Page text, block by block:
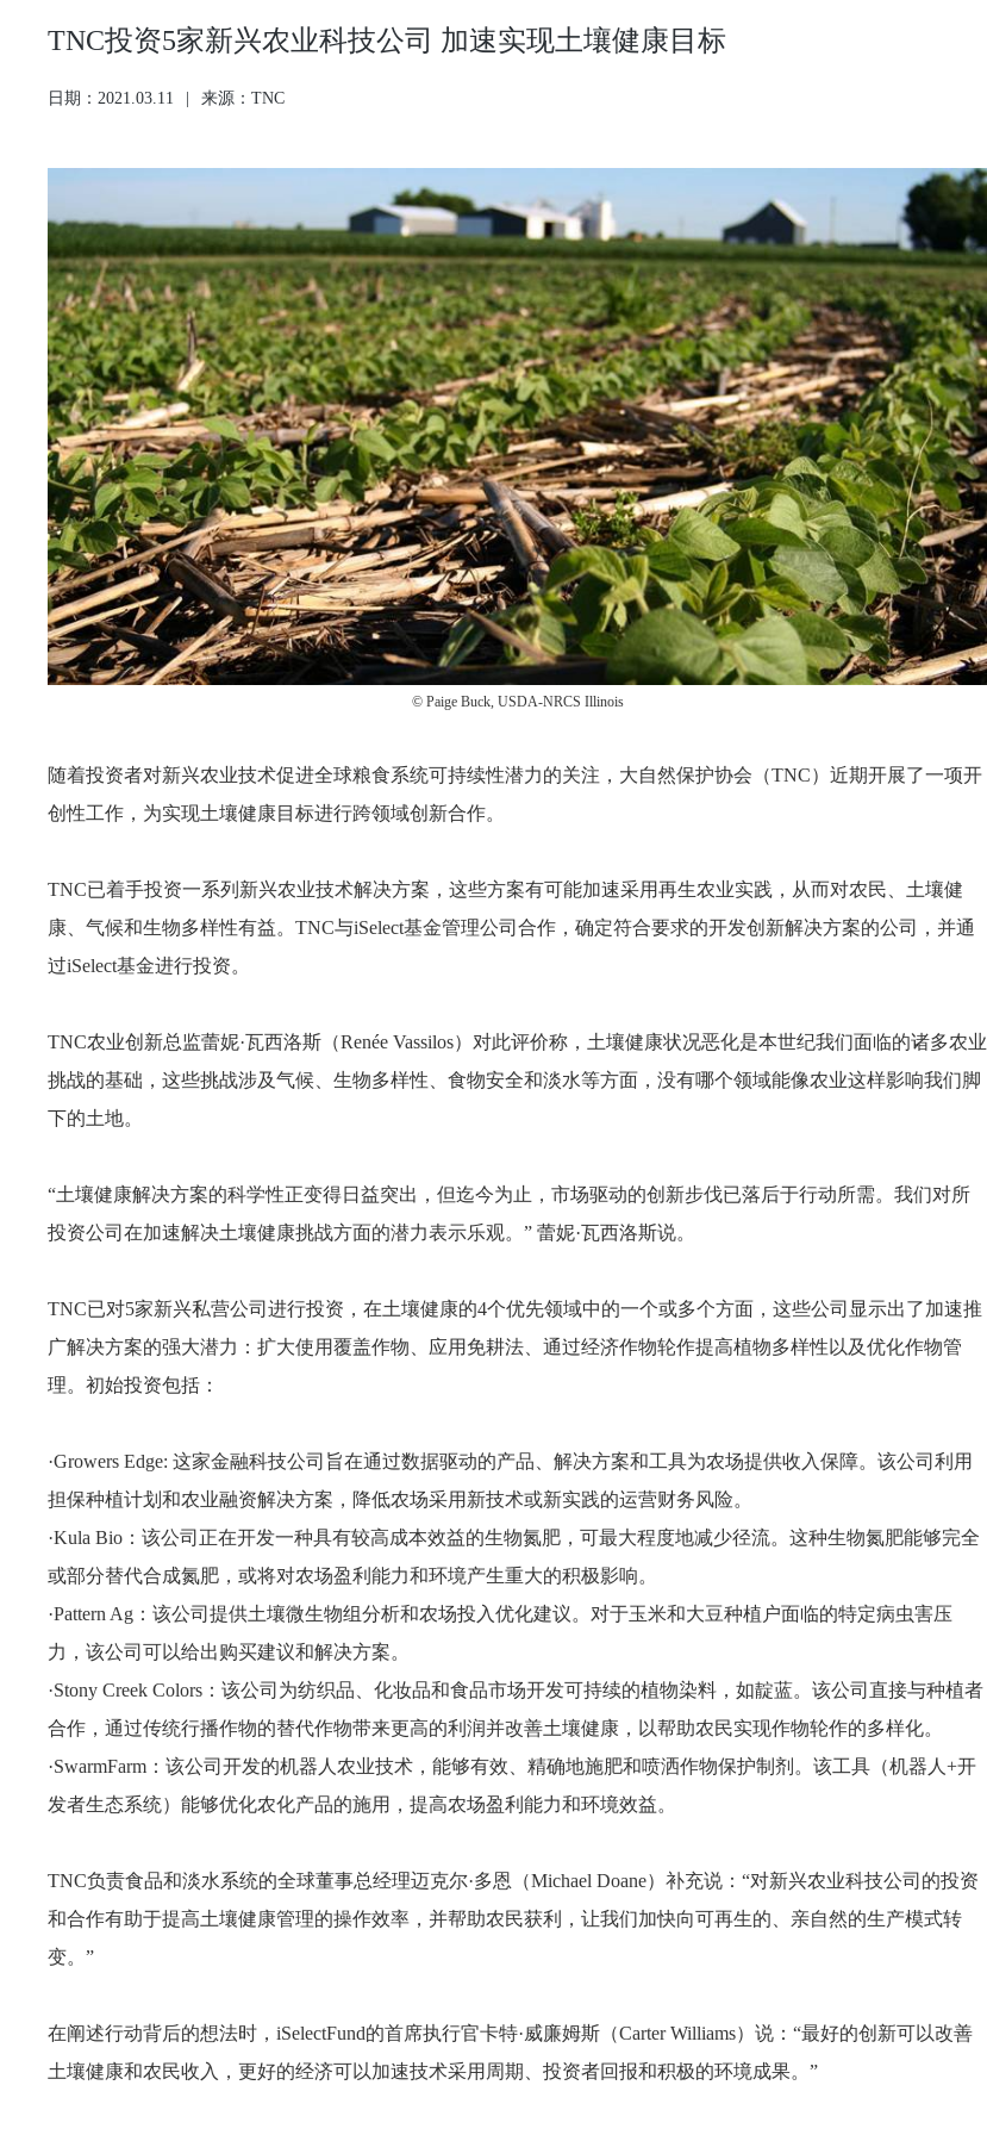
TNC投资5家新兴农业科技公司 加速实现土壤健康目标
日期：2021.03.11 | 来源：TNC
© Paige Buck, USDA-NRCS Illinois
随着投资者对新兴农业技术促进全球粮食系统可持续性潜力的关注，大自然保护协会（TNC）近期开展了一项开
创性工作，为实现土壤健康目标进行跨领域创新合作。
TNC已着手投资一系列新兴农业技术解决方案，这些方案有可能加速采用再生农业实践，从而对农民、土壤健
康、气候和生物多样性有益。TNC与iSelect基金管理公司合作，确定符合要求的开发创新解决方案的公司，并通
过iSelect基金进行投资。
TNC农业创新总监蕾妮·瓦西洛斯（Renée Vassilos）对此评价称，土壤健康状况恶化是本世纪我们面临的诸多农业
挑战的基础，这些挑战涉及气候、生物多样性、食物安全和淡水等方面，没有哪个领域能像农业这样影响我们脚
下的土地。
“土壤健康解决方案的科学性正变得日益突出，但迄今为止，市场驱动的创新步伐已落后于行动所需。我们对所
投资公司在加速解决土壤健康挑战方面的潜力表示乐观。” 蕾妮·瓦西洛斯说。
TNC已对5家新兴私营公司进行投资，在土壤健康的4个优先领域中的一个或多个方面，这些公司显示出了加速推
广解决方案的强大潜力：扩大使用覆盖作物、应用免耕法、通过经济作物轮作提高植物多样性以及优化作物管
理。初始投资包括：
·Growers Edge: 这家金融科技公司旨在通过数据驱动的产品、解决方案和工具为农场提供收入保障。该公司利用
担保种植计划和农业融资解决方案，降低农场采用新技术或新实践的运营财务风险。
·Kula Bio：该公司正在开发一种具有较高成本效益的生物氮肥，可最大程度地减少径流。这种生物氮肥能够完全
或部分替代合成氮肥，或将对农场盈利能力和环境产生重大的积极影响。
·Pattern Ag：该公司提供土壤微生物组分析和农场投入优化建议。对于玉米和大豆种植户面临的特定病虫害压
力，该公司可以给出购买建议和解决方案。
·Stony Creek Colors：该公司为纺织品、化妆品和食品市场开发可持续的植物染料，如靛蓝。该公司直接与种植者
合作，通过传统行播作物的替代作物带来更高的利润并改善土壤健康，以帮助农民实现作物轮作的多样化。
·SwarmFarm：该公司开发的机器人农业技术，能够有效、精确地施肥和喷洒作物保护制剂。该工具（机器人+开
发者生态系统）能够优化农化产品的施用，提高农场盈利能力和环境效益。
TNC负责食品和淡水系统的全球董事总经理迈克尔·多恩（Michael Doane）补充说：“对新兴农业科技公司的投资
和合作有助于提高土壤健康管理的操作效率，并帮助农民获利，让我们加快向可再生的、亲自然的生产模式转
变。”
在阐述行动背后的想法时，iSelectFund的首席执行官卡特·威廉姆斯（Carter Williams）说：“最好的创新可以改善
土壤健康和农民收入，更好的经济可以加速技术采用周期、投资者回报和积极的环境成果。”